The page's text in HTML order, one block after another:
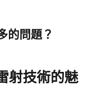
的問題？
射技術的魅